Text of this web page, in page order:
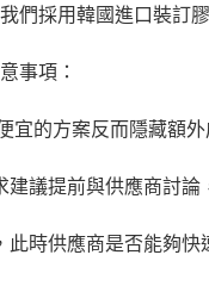
們採用韓國進口裝訂
事項：
宜的方案反而隱藏額
議提前與供應商討
時供應商是否能夠